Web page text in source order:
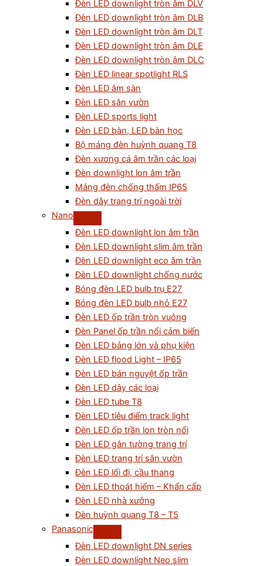
Đèn LED downlight tròn âm DLV
Đèn LED downlight tròn âm DLB
Đèn LED downlight tròn âm DLT
Đèn LED downlight tròn âm DLE
Đèn LED downlight tròn âm DLC
Đèn LED linear spotlight RLS
Đèn LED âm sàn
Đèn LED sân vườn
Đèn LED sports light
Đèn LED bàn, LED bàn học
Bộ máng đèn huỳnh quang T8
Đèn xương cá âm trần các loại
Đèn downlight lon âm trần
Máng đèn chống thấm IP65
Đèn dây trang trí ngoài trời
Nano
Đèn LED downlight lon âm trần
Đèn LED downlight slim âm trần
Đèn LED downlight eco âm trần
Đèn LED downlight chống nước
Bóng đèn LED bulb trụ E27
Bóng đèn LED bulb nhỏ E27
Đèn LED ốp trần tròn vuông
Đèn Panel ốp trần nổi cảm biến
Đèn LED bảng lớn và phụ kiện
Đèn LED flood Light – IP65
Đèn LED bán nguyệt ốp trần
Đèn LED dây các loại
Đèn LED tube T8
Đèn LED tiêu điểm track light
Đèn LED ốp trần lon tròn nổi
Đèn LED gắn tường trang trí
Đèn LED trang trí sân vườn
Đèn LED lối đi, cầu thang
Đèn LED thoát hiểm – Khẩn cấp
Đèn LED nhà xưởng
Đèn huỳnh quang T8 – T5
Panasonic
Đèn LED downlight DN series
Đèn LED downlight Neo slim